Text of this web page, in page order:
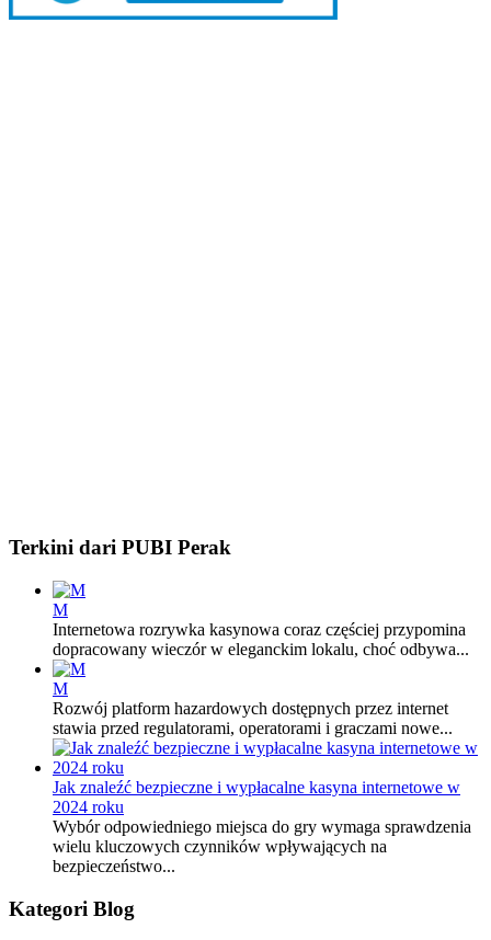
Terkini dari PUBI Perak
M
Internetowa rozrywka kasynowa coraz częściej przypomina
dopracowany wieczór w eleganckim lokalu, choć odbywa...
M
Rozwój platform hazardowych dostępnych przez internet
stawia przed regulatorami, operatorami i graczami nowe...
Jak znaleźć bezpieczne i wypłacalne kasyna internetowe w
2024 roku
Wybór odpowiedniego miejsca do gry wymaga sprawdzenia
wielu kluczowych czynników wpływających na
bezpieczeństwo...
Kategori Blog